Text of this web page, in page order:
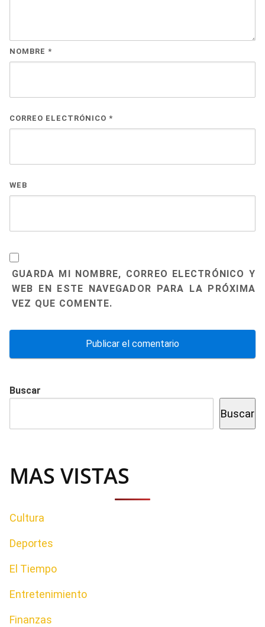
NOMBRE *
CORREO ELECTRÓNICO *
WEB
GUARDA MI NOMBRE, CORREO ELECTRÓNICO Y
WEB EN ESTE NAVEGADOR PARA LA PRÓXIMA
VEZ QUE COMENTE.
Buscar
Buscar
MAS VISTAS
Cultura
Deportes
El Tiempo
Entretenimiento
Finanzas